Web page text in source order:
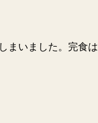
まいました。完食は